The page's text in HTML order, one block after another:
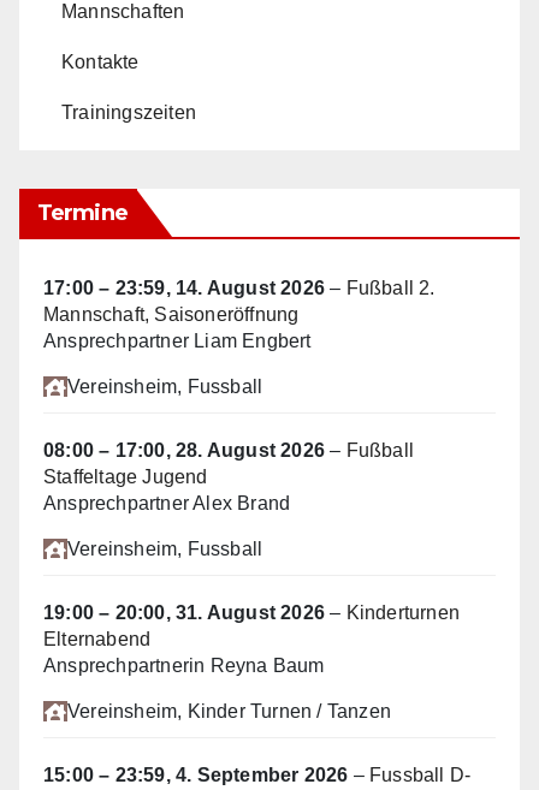
Mannschaften
Kontakte
Trainingszeiten
Termine
17:00 – 23:59, 14. August 2026 – Fußball 2.
Mannschaft, Saisoneröffnung
Ansprechpartner Liam Engbert
Vereinsheim, Fussball
08:00 – 17:00,28. August 2026 – Fußball
Staffeltage Jugend
Ansprechpartner Alex Brand
Vereinsheim, Fussball
19:00 – 20:00,31. August 2026 – Kinderturnen
Elternabend
Ansprechpartnerin Reyna Baum
Vereinsheim, Kinder Turnen / Tanzen
15:00 – 23:59,4. September 2026 – Fussball D-